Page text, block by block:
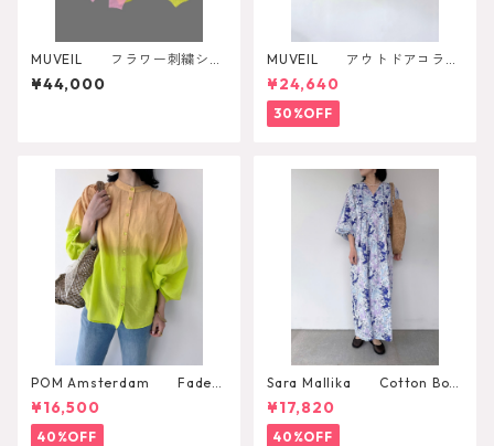
MUVEIL フラワー刺繍シア
ーカーディガン MA262KCD
001
¥44,000
MUVEIL アウトドアコラボ
2WAYリュック
¥24,640
30%OFF
POM Amsterdam Faded
Summer Lime Blouse
¥16,500
40%OFF
Sara Mallika Cotton Boh
emian Flower Print Dress
¥17,820
40%OFF